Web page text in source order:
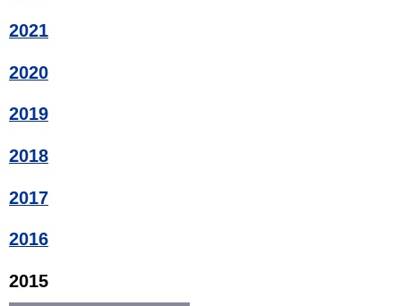
2021
2020
2019
2018
2017
2016
2015